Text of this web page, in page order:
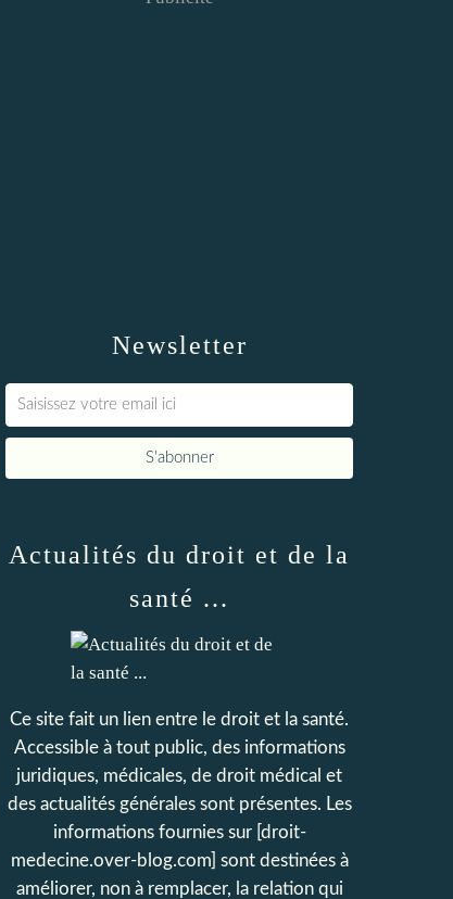
Newsletter
Actualités du droit et de la
santé ...
Ce site fait un lien entre le droit et la santé.
Accessible à tout public, des informations
juridiques, médicales, de droit médical et
des actualités générales sont présentes. Les
informations fournies sur [droit-
medecine.over-blog.com] sont destinées à
améliorer, non à remplacer, la relation qui